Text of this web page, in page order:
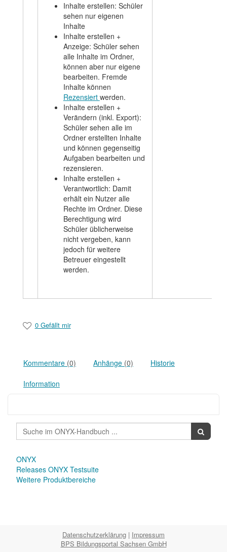
Inhalte erstellen: Schüler
sehen nur eigenen
Inhalte
Inhalte erstellen +
Anzeige: Schüler sehen
alle Inhalte im Ordner,
können aber nur eigene
bearbeiten. Fremde
Inhalte können
Rezensiert werden.
Inhalte erstellen +
Verändern (inkl. Export):
Schüler sehen alle im
Ordner erstellten Inhalte
und können gegenseitig
Aufgaben bearbeiten und
rezensieren.
Inhalte erstellen +
Verantwortlich: Damit
erhält ein Nutzer alle
Rechte im Ordner. Diese
Berechtigung wird
Schüler üblicherweise
nicht vergeben, kann
jedoch für weitere
Betreuer eingestellt
werden.
0 Gefällt mir
Kommentare (0) Anhänge (0) Historie
Information
ONYX
Releases ONYX Testsuite
Weitere Produktbereiche
Datenschutzerklärung | Impressum
BPS Bildungsportal Sachsen GmbH